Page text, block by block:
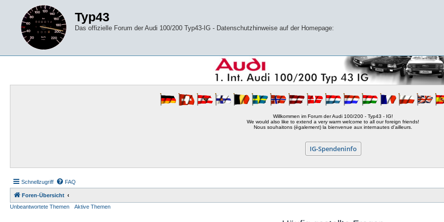
Typ43
Das offizielle Forum der Audi 100/200 Typ43-IG - Datenschutzhinweise auf der Homepage:
Willkommen im Forum der Audi 100/200 - Typ43 - IG!
We would also like to extend a very warm welcome to all our foreign friends!
Nous souhaitons (également) la bienvenue aux internautes d'ailleurs.
IG-Spendeninfo
Schnellzugriff FAQ
Foren-Übersicht
Unbeantwortete Themen
Aktive Themen